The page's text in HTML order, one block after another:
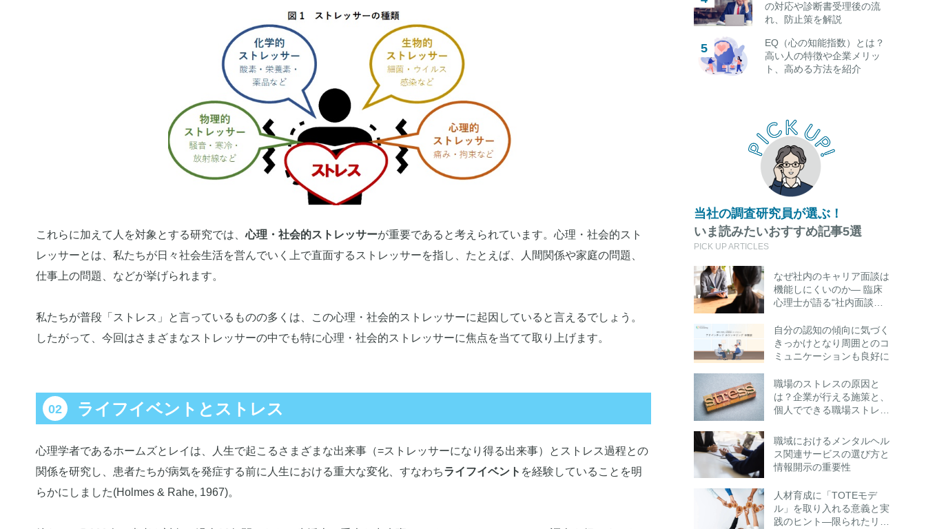
これらに加えて人を対象とする研究では、心理・社会的ストレッサーが重要であると考えられています。心理・社会的スト
レッサーとは、私たちが日々社会生活を営んでいく上で直面するストレッサーを指し、たとえば、人間関係や家庭の問題、
仕事上の問題、などが挙げられます。
私たちが普段「ストレス」と言っているものの多くは、この心理・社会的ストレッサーに起因していると言えるでしょう。
したがって、今回はさまざまなストレッサーの中でも特に心理・社会的ストレッサーに焦点を当てて取り上げます。
ライフイベントとストレス
心理学者であるホームズとレイは、人生で起こるさまざまな出来事（=ストレッサーになり得る出来事）とストレス過程との
関係を研究し、患者たちが病気を発症する前に人生における重大な変化、すなわちライフイベント を経験していることを明
らかにしました(Holmes & Rahe, 1967)。
の対応や診断書受理後の流
れ、防止策を解説
EQ（心の知能指数）とは？
高い人の特徴や企業メリッ
ト、高める方法を紹介
当社の調査研究員が選ぶ！
いま読みたいおすすめ記事5選
PICK UP ARTICLES
なぜ社内のキャリア面談は
機能しにくいのか― 臨床
心理士が語る“社内面談の
ンセリング活用のポイント
自分の認知の傾向に気づく
きっかけとなり周囲とのコ
ミュニケーションも良好に
職場のストレスの原因と
は？企業が行える施策と、
個人でできる職場ストレス
職域におけるメンタルヘル
ス関連サービスの選び方と
情報開示の重要性
人材育成に「TOTEモデ
ル」を取り入れる意義と実
践のヒント―限られたリソ